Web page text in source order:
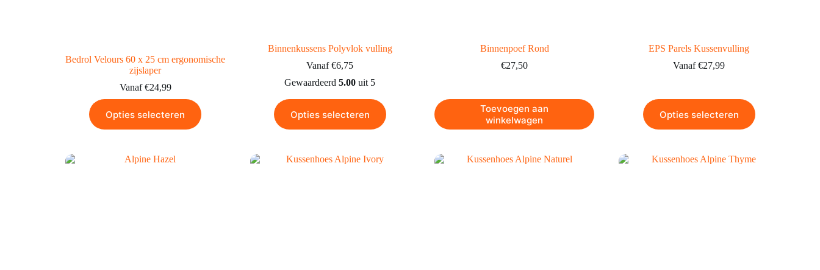
Bedrol Velours 60 x 25 cm ergonomische
zijslaper
Vanaf €24,99
Opties selecteren
Binnenkussens Polyvlok vulling
Vanaf €6,75
Gewaardeerd5.00 uit 5
Opties selecteren
Binnenpoef Rond
€27,50
Toevoegen aan
winkelwagen
EPS Parels Kussenvulling
Vanaf €27,99
Opties selecteren